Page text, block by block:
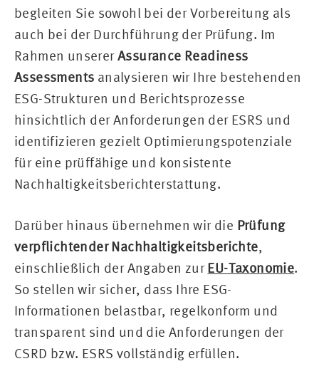
begleiten Sie sowohl bei der Vorbereitung als
auch bei der Durchführung der Prüfung. Im
Rahmen unsererAssurance Readiness
Assessments analysieren wir Ihre bestehenden
ESG-Strukturen und Berichtsprozesse
hinsichtlich der Anforderungen der ESRS und
identifizieren gezielt Optimierungspotenziale
für eine prüffähige und konsistente
Nachhaltigkeitsberichterstattung.
Darüber hinaus übernehmen wir die Prüfung
verpflichtender Nachhaltigkeitsberichte,
einschließlich der Angaben zurEU-Taxonomie.
So stellen wir sicher, dass Ihre ESG-
Informationen belastbar, regelkonform und
transparent sind und die Anforderungen der
CSRD bzw. ESRS vollständig erfüllen.